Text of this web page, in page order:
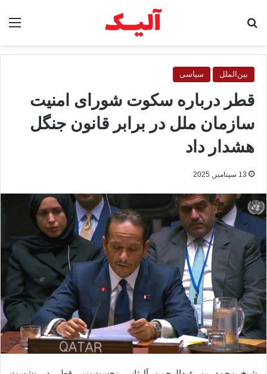
بین‌الملل سیاسی
قطر درباره سکوت شورای امنیت
سازمان ملل در برابر قانون جنگل
هشدار داد
13 سپتامبر, 2025